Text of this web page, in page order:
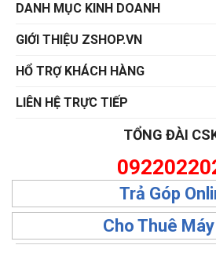
DANH MỤC KINH DOANH
GIỚI THIỆU ZSHOP.VN
HỔ TRỢ KHÁCH HÀNG
LIÊN HỆ TRỰC TIẾP
TỔNG ĐÀI
Trả Góp
Cho Thuê